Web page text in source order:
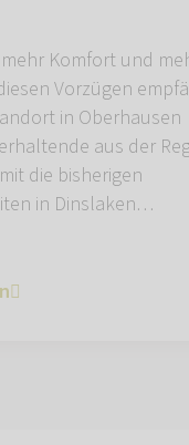
Komfort und
Vorzügen
in Oberhausen
aus der
die bisherigen
in Dinslaken…